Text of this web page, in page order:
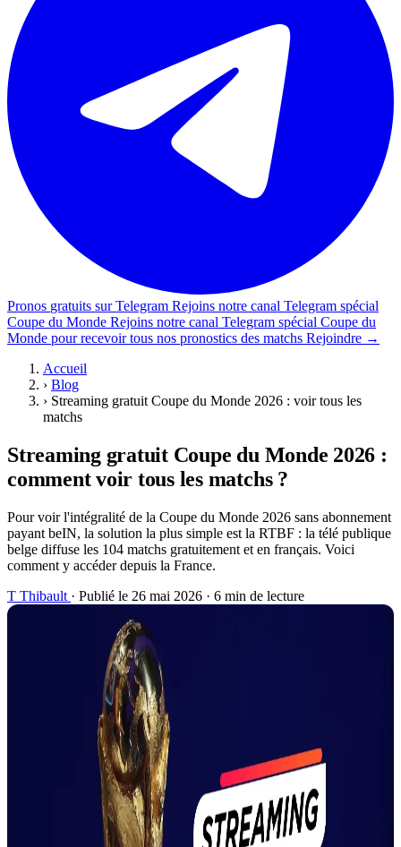
Pronos gratuits sur Telegram Rejoins notre canal Telegram spécial
Coupe du Monde Rejoins notre canal Telegram spécial Coupe du
Monde pour recevoir tous nos pronostics des matchs Rejoindre →
Accueil
› Blog
› Streaming gratuit Coupe du Monde 2026 : voir tous les
matchs
Streaming gratuit Coupe du Monde 2026 :
comment voir tous les matchs ?
Pour voir l'intégralité de la Coupe du Monde 2026 sans abonnement
payant beIN, la solution la plus simple est la RTBF : la télé publique
belge diffuse les 104 matchs gratuitement et en français. Voici
comment y accéder depuis la France.
T Thibault · Publié le 26 mai 2026 · 6 min de lecture